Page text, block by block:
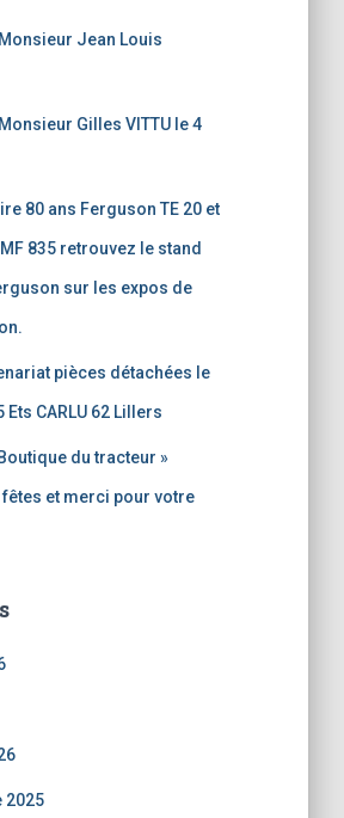
Jean Louis
Gilles VITTU le 4
80 ans Ferguson TE 20 et
835 retrouvez le stand
sur les expos de
pièces détachées le
Ets CARLU 62 Lillers
Boutique du tracteur »
et merci pour votre
2025